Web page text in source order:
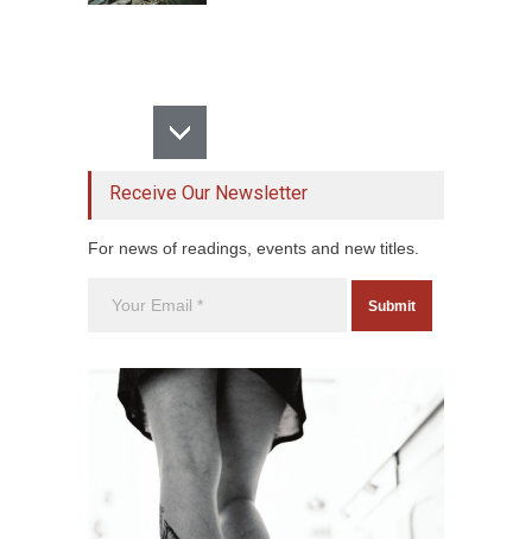
Receive Our Newsletter
For news of readings, events and new titles.